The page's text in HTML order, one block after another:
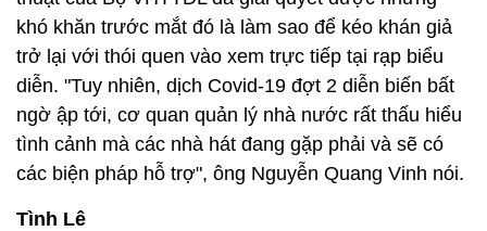
khó khăn trước mắt đó là làm sao để kéo khán giả
trở lại với thói quen vào xem trực tiếp tại rạp biểu
diễn. "Tuy nhiên, dịch Covid-19 đợt 2 diễn biến bất
ngờ ập tới, cơ quan quản lý nhà nước rất thấu hiểu
tình cảnh mà các nhà hát đang gặp phải và sẽ có
các biện pháp hỗ trợ", ông Nguyễn Quang Vinh nói.
Tình Lê